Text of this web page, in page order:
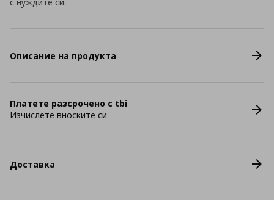
Описание на продукта
Платете разсрочено с tbi
Изчислете вноските си
Доставка